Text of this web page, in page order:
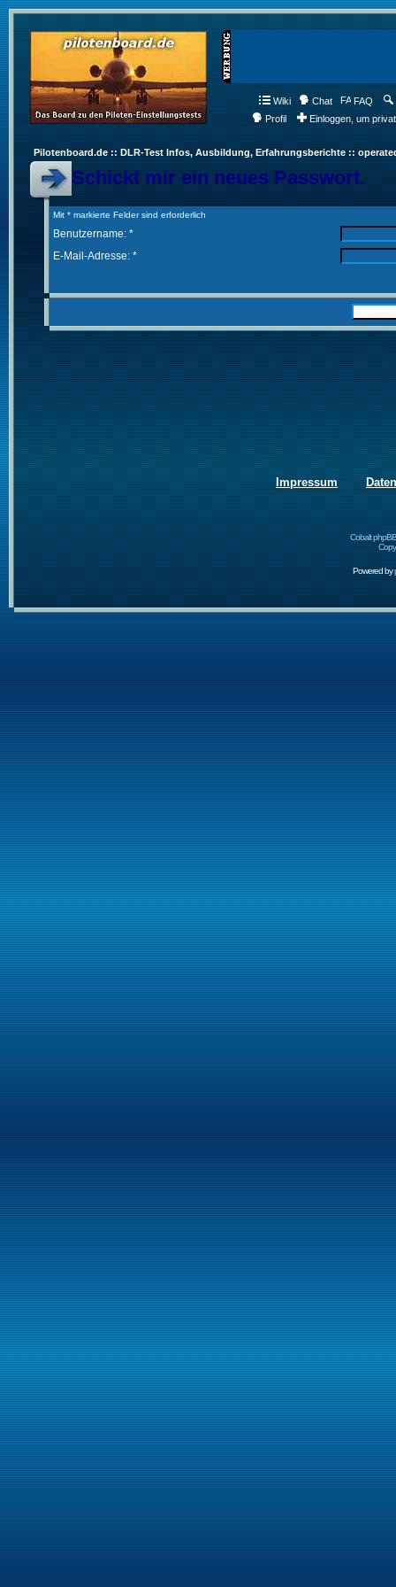
Wiki Chat FAQ
Profil
Einloggen, um
Pilotenboard.de :: DLR-Test Infos, Ausbildung, Erfahrungsberichte ::
Schickt mir ein neues Passwort.
Mit * markierte Felder sind erforderlich
Benutzername: *
E-Mail-Adresse: *
Impressum
Cobalt
Powered by